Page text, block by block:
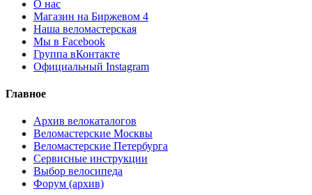
О нас
Магазин на Биржевом 4
Наша веломастерская
Мы в Facebook
Группа вКонтакте
Официальный Instagram
Главное
Архив велокаталогов
Веломастерские Москвы
Веломастерские Петербурга
Сервисные инструкции
Выбор велосипеда
Форум (архив)